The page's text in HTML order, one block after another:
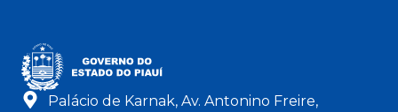
Palácio de Karnak, Av. Antonino Freire,